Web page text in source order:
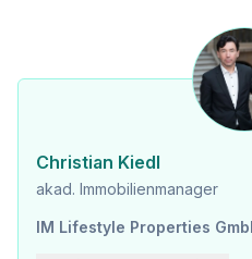
Bus <500m
Autobahnanschluss <1.000m
Christian Kiedl
akad. Immobilienmanager
IM Lifestyle Properties